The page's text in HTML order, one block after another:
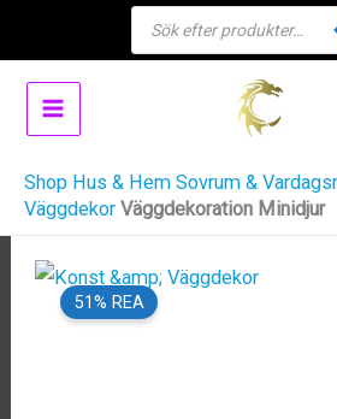
innehåll
Products
search
Shop Hus & Hem Sovrum &
Väggdekor Väggdekoration Minidjur
51% REA